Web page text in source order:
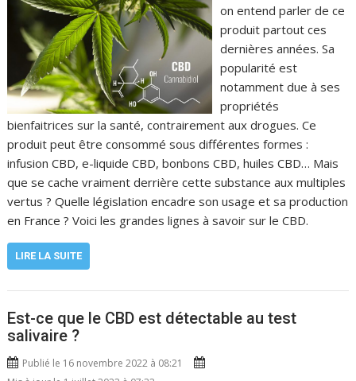
on entend parler de ce
produit partout ces
dernières années. Sa
popularité est
notamment due à ses
propriétés
bienfaitrices sur la santé, contrairement aux drogues. Ce
produit peut être consommé sous différentes formes :
infusion CBD, e-liquide CBD, bonbons CBD, huiles CBD… Mais
que se cache vraiment derrière cette substance aux multiples
vertus ? Quelle législation encadre son usage et sa production
en France ? Voici les grandes lignes à savoir sur le CBD.
LIRE LA SUITE
Est-ce que le CBD est détectable au test
salivaire ?
Publié le 16 novembre 2022 à 08:21